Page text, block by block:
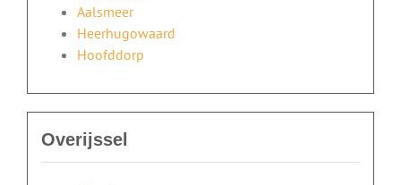
Aalsmeer
Heerhugowaard
Hoofddorp
Overijssel